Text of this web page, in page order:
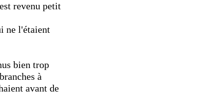
revenu petit
ne l'étaient
bien trop
à
avant de